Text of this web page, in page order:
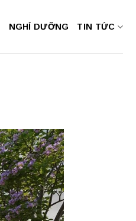
NGHỈ DƯỠNG TIN TỨC